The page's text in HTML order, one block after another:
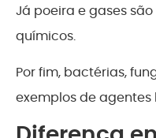
Já poeira e gases
químicos.
Por fim, bactérias,
exemplos de agentes